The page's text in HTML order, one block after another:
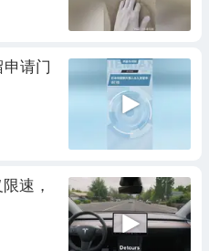
申请门
速，